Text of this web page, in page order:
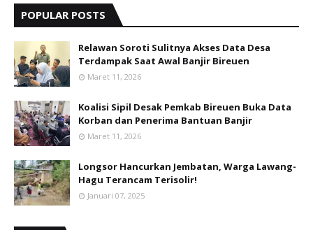
POPULAR POSTS
Relawan Soroti Sulitnya Akses Data Desa
Terdampak Saat Awal Banjir Bireuen
Maret 11, 2026
Koalisi Sipil Desak Pemkab Bireuen Buka Data
Korban dan Penerima Bantuan Banjir
Maret 11, 2026
Longsor Hancurkan Jembatan, Warga Lawang-
Hagu Terancam Terisolir!
Januari 07, 2025